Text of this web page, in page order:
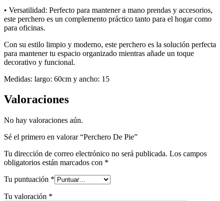
• Versatilidad: Perfecto para mantener a mano prendas y accesorios,
este perchero es un complemento práctico tanto para el hogar como
para oficinas.
Con su estilo limpio y moderno, este perchero es la solución perfecta
para mantener tu espacio organizado mientras añade un toque
decorativo y funcional.
Medidas: largo: 60cm y ancho: 15
Valoraciones
No hay valoraciones aún.
Sé el primero en valorar “Perchero De Pie”
Tu dirección de correo electrónico no será publicada. Los campos
obligatorios están marcados con *
Tu puntuación *
Tu valoración *